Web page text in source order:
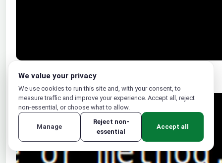
We value your privacy
We use cookies to run this site and, with your consent, to
measure traffic and improve your experience. Accept all, reject
non-essential, or choose what to allow.
Manage
Reject non-
essential
Accept all